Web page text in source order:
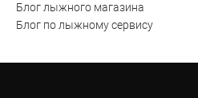
Блог лыжного магазина
Блог по лыжному сервису